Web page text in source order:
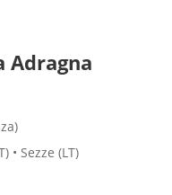
Adragna
• Sezze (LT)